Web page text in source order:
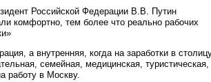
Российской Федерации В.В. Путин
комфортно, тем более что реально рабочих
а внутренняя, когда на заработки в
семейная, медицинская, туристическая,
работу в Москву.